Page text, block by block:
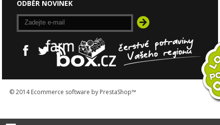
© 2014Ecommerce software by PrestaShop™
ODBĚR NOVINEK